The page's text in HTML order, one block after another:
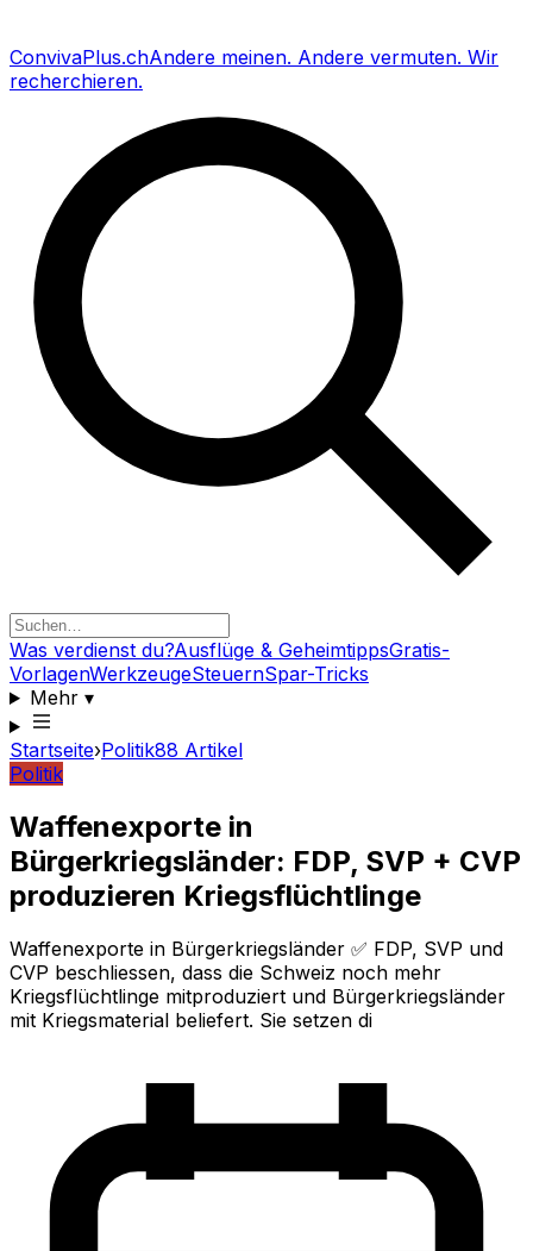
ConvivaPlus.chAndere meinen. Andere vermuten. Wir
recherchieren.
Was verdienst du?Ausflüge & GeheimtippsGratis-
VorlagenWerkzeugeSteuernSpar-Tricks
Mehr▾
Startseite›Politik88 Artikel
Politik
Waffenexporte in
Bürgerkriegsländer: FDP, SVP + CVP
produzieren Kriegsflüchtlinge
Waffenexporte in Bürgerkriegsländer ✅ FDP, SVP und
CVP beschliessen, dass die Schweiz noch mehr
Kriegsflüchtlinge mitproduziert und Bürgerkriegsländer
mit Kriegsmaterial beliefert. Sie setzen di